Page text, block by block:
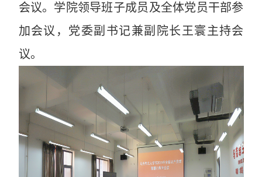
会议。学院领导班子成员及全体党员干部参
加会议，党委副书记兼副院长王寰主持会
议。